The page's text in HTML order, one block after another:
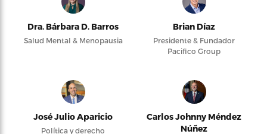
Dra. Bárbara D. Barros
Salud Mental & Menopausia
Brian Díaz
Presidente & Fundador
Pacifico Group
José Julio Aparicio
Política y derecho
Carlos Johnny Méndez
Núñez